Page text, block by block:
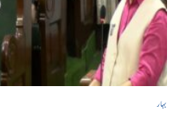
بہار